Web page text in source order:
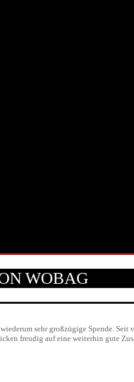
WOBAG
sehr großzügige Spende.
freudig auf eine weiterhin gute